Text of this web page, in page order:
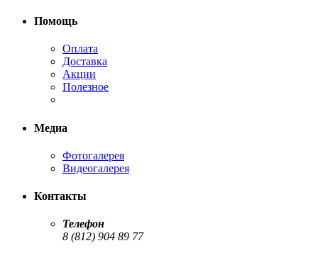
Помощь
Оплата
Доставка
Акции
Полезное
Медиа
Фотогалерея
Видеогалерея
Контакты
Телефон
8 (812) 904 89 77